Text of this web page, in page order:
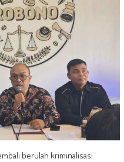
berulah kriminalisasi